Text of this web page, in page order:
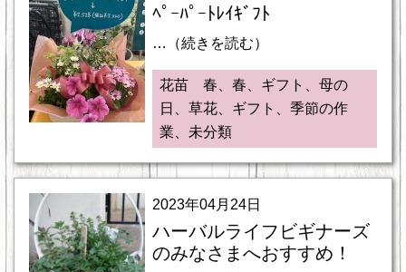
ﾍﾟｰﾊﾟｰﾄﾚｲｷﾞﾌﾄ
…（続きを読む）
花苗 春、春、ギフト、母の
日、草花、ギフト、季節の作
業、未分類
2023年04月24日
ハーバルライフビギナーズ
のみなさまへおすすめ！